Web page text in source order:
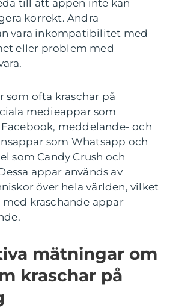
till att appen inte kan
korrekt. Andra
vara inkompatibilitet med
eller problem med
som ofta kraschar på
medieappar som
meddelande- och
som Whatsapp och
som Candy Crush och
appar används av
över hela världen, vilket
kraschande appar
mätningar om
kraschar på